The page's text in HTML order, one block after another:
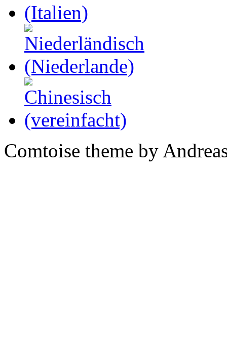
Comtoise theme by